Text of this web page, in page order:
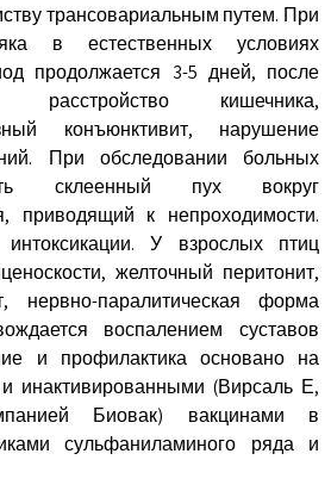
трансовариальным путем. При
в естественных условиях
продолжается 3-5 дней, после
расстройство кишечника,
конъюнктивит, нарушение
При обследовании больных
склеенный пух вокруг
приводящий к непроходимости.
У взрослых птиц
желточный перитонит,
нервно-паралитическая форма
воспалением суставов
и профилактика основано на
инактивированными (Вирсаль Е,
Биовак) вакцинами в
сульфаниламиного ряда и